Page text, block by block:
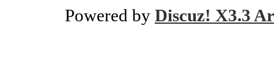
Powered by Discuz! X3.3